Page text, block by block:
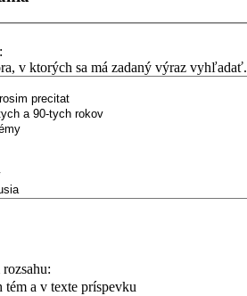
v ktorých sa má zadaný výraz
tém a v texte príspevku